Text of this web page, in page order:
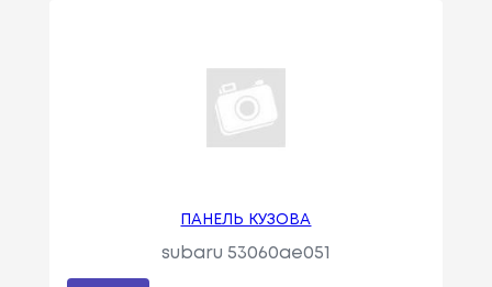
ПАНЕЛЬ КУЗОВА
subaru 53060ae051